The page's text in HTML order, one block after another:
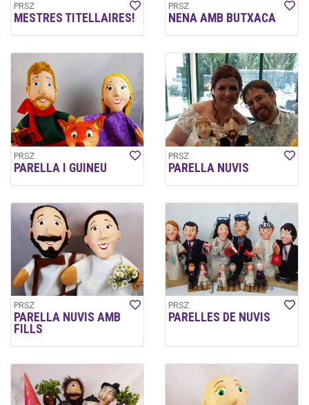
PRSZ
MESTRES TITELLAIRES!
PRSZ
NENA AMB BUTXACA
PRSZ
PARELLA I GUINEU
PRSZ
PARELLA NUVIS
PRSZ
PARELLA NUVIS AMB
FILLS
PRSZ
PARELLES DE NUVIS